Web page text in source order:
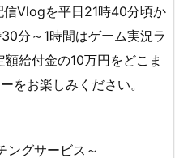
信Vlogを平日21時40分頃か
分～1時間はゲーム実況ラ
給付金の10万円をどこま
をお楽しみください。
ングサービス～